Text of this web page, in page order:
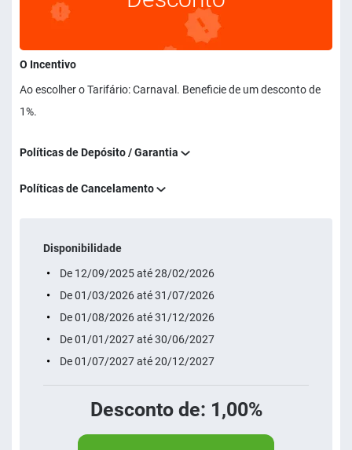
O Incentivo
Ao escolher o Tarifário: Carnaval. Beneficie de um desconto de
1%.
Políticas de Depósito / Garantia
Políticas de Cancelamento
Disponibilidade
De 12/09/2025 até 28/02/2026
De 01/03/2026 até 31/07/2026
De 01/08/2026 até 31/12/2026
De 01/01/2027 até 30/06/2027
De 01/07/2027 até 20/12/2027
Desconto de: 1,00%